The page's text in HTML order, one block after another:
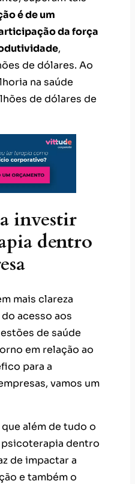
é de um
da força
,
de dólares. Ao
na saúde
de dólares de
investir
dentro
mais clareza
acesso aos
de saúde
em relação ao
para a
vamos um
além de tudo o
psicoterapia dentro
de impactar a
e também o